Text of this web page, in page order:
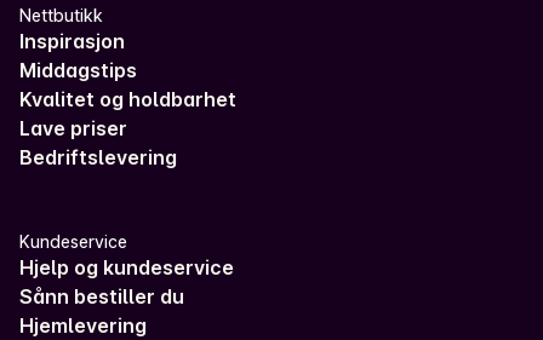
Nettbutikk
Inspirasjon
Middagstips
Kvalitet og holdbarhet
Lave priser
Bedriftslevering
Kundeservice
Hjelp og kundeservice
Sånn bestiller du
Hjemlevering